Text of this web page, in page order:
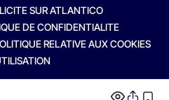
SUR ATLANTICO
DE CONFIDENTIALITE
RELATIVE AUX COOKIES